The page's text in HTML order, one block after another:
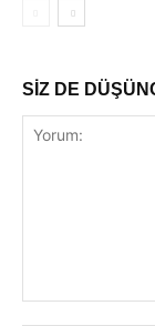
SİZ DE